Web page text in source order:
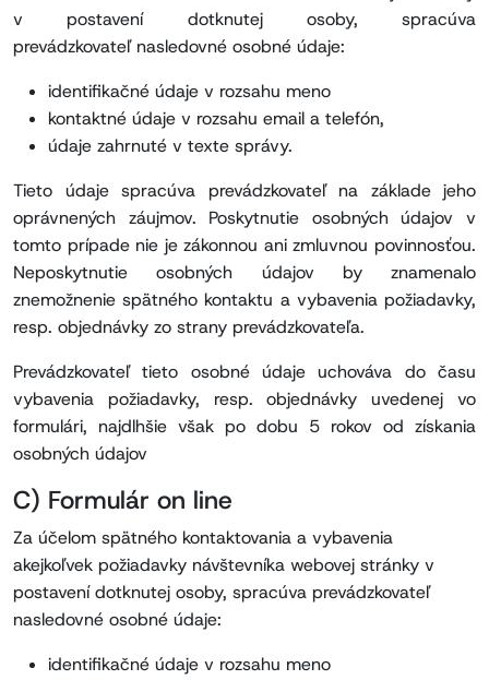
v postavení dotknutej osoby, spracúva
prevádzkovateľ nasledovné osobné údaje:
identifikačné údaje v rozsahu meno
kontaktné údaje v rozsahu email a telefón,
údaje zahrnuté v texte správy.
Tieto údaje spracúva prevádzkovateľ na základe jeho
oprávnených záujmov. Poskytnutie osobných údajov v
tomto prípade nie je zákonnou ani zmluvnou povinnosťou.
Neposkytnutie osobných údajov by znamenalo
znemožnenie spätného kontaktu a vybavenia požiadavky,
resp. objednávky zo strany prevádzkovateľa.
Prevádzkovateľ tieto osobné údaje uchováva do času
vybavenia požiadavky, resp. objednávky uvedenej vo
formulári, najdlhšie však po dobu 5 rokov od získania
osobných údajov
C) Formulár on line
Za účelom spätného kontaktovania a vybavenia
akejkoľvek požiadavky návštevníka webovej stránky v
postavení dotknutej osoby, spracúva prevádzkovateľ
nasledovné osobné údaje:
identifikačné údaje v rozsahu meno